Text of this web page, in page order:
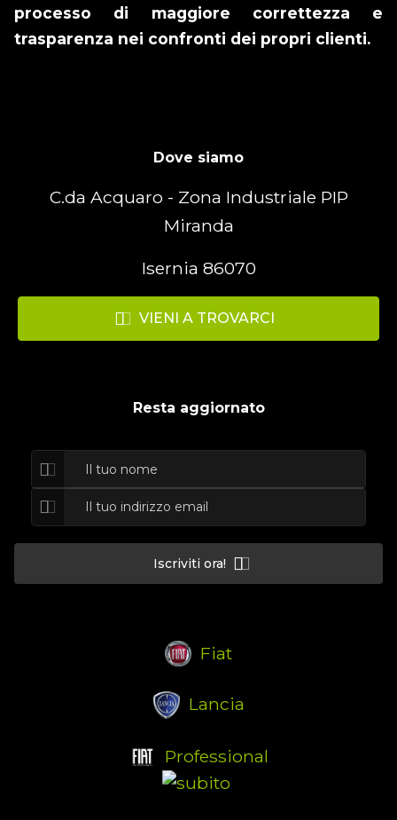
processo di maggiore correttezza e
trasparenza nei confronti dei propri clienti.
Dove siamo
C.da Acquaro - Zona Industriale PIP
Miranda
Isernia 86070
VIENI A TROVARCI
Resta aggiornato
Iscriviti ora!
Fiat
Lancia
Professional